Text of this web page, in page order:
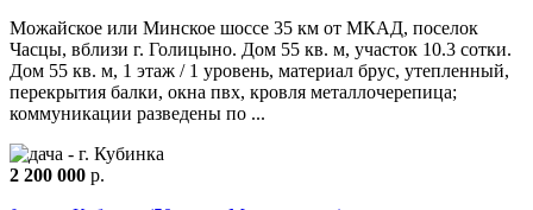
Можайское или Минское шоссе 35 км от МКАД, поселок
Часцы, вблизи г. Голицыно. Дом 55 кв. м, участок 10.3 сотки.
Дом 55 кв. м, 1 этаж / 1 уровень, материал брус, утепленный,
перекрытия балки, окна пвх, кровля металлочерепица;
коммуникации разведены по ...
2 200 000 р.